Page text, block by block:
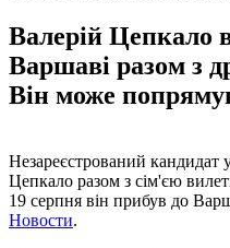
Валерій Цепкало
Варшаві разом з
Він може
Незареєстрований кандидат
Цепкало разом з сім'єю
19 серпня він прибув до
Новости.